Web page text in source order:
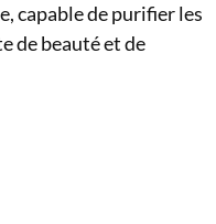
capable de purifier les
de beauté et de